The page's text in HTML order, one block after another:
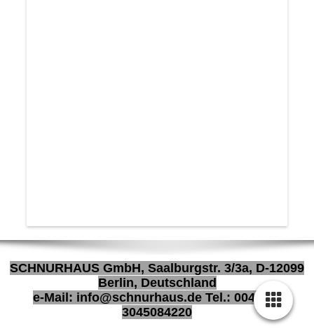
SCHNURHAUS GmbH, Saalburgstr. 3/3a, D-12099
Berlin, Deutschland
e-Mail: info@schnurhaus.de Tel.: 0049 (0)
3045084220